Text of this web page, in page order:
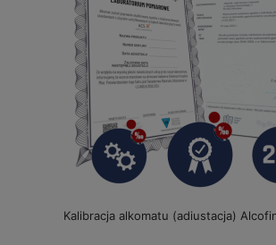
Kalibracja alkomatu (adiustacja)